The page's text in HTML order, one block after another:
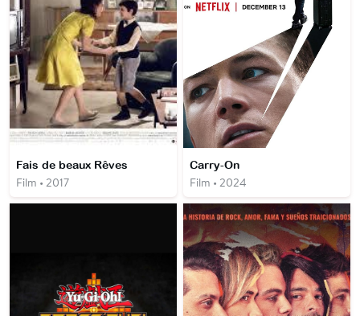
Fais de beaux Rêves
Film • 2017
Carry-On
Film • 2024